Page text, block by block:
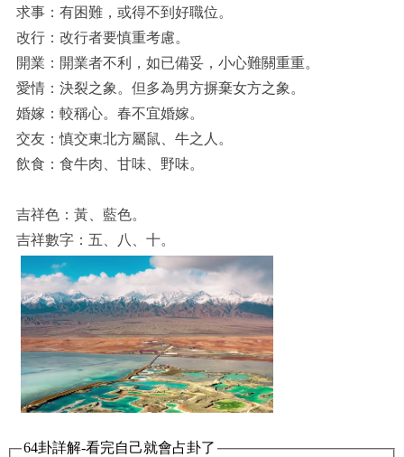
求事：有困難，或得不到好職位。
改行：改行者要慎重考慮。
開業：開業者不利，如已備妥，小心難關重重。
愛情：決裂之象。但多為男方摒棄女方之象。
婚嫁：較稱心。春不宜婚嫁。
交友：慎交東北方屬鼠、牛之人。
飲食：食牛肉、甘味、野味。
吉祥色：黃、藍色。
吉祥數字：五、八、十。
64卦詳解-看完自己就會占卦了